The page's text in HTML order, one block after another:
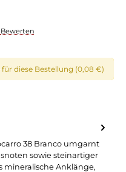
Bewerten
diese Bestellung (0,08 €)
38 Branco umgarnt
sowie steinartiger
mineralische Anklänge,